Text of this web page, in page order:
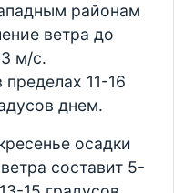
районам
ветра до
м/с.
11-16
днем.
осадки
составит 5-